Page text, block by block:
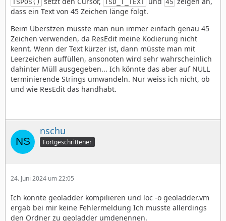
TSPOS() TSD_T_TEXT 45
dass ein Text von 45 Zeichen länge folgt.
Beim Überstzen müsste man nun immer einfach genau 45
Zeichen verwenden, da ResEdit meine Kodierung nicht
kennt. Wenn der Text kürzer ist, dann müsste man mit
Leerzeichen auffüllen, ansonoten wird sehr wahrscheinlich
dahinter Müll ausgegeben... Ich könnte das aber auf NULL
terminierende Strings umwandeln. Nur weiss ich nicht, ob
und wie ResEdit das handhabt.
nschu
Fortgeschrittener
24. Juni 2024 um 22:05
Ich konnte geoladder kompilieren und loc -o geoladder.vm
ergab bei mir keine Fehlermeldung Ich musste allerdings
den Ordner zu geoladder umdenennen.